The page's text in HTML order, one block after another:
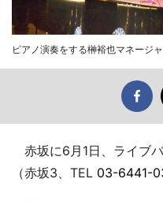
ピアノ演奏をする榊裕也マネージャ
赤坂に6月1日、ライブ
（赤坂3、TEL 03-6441-